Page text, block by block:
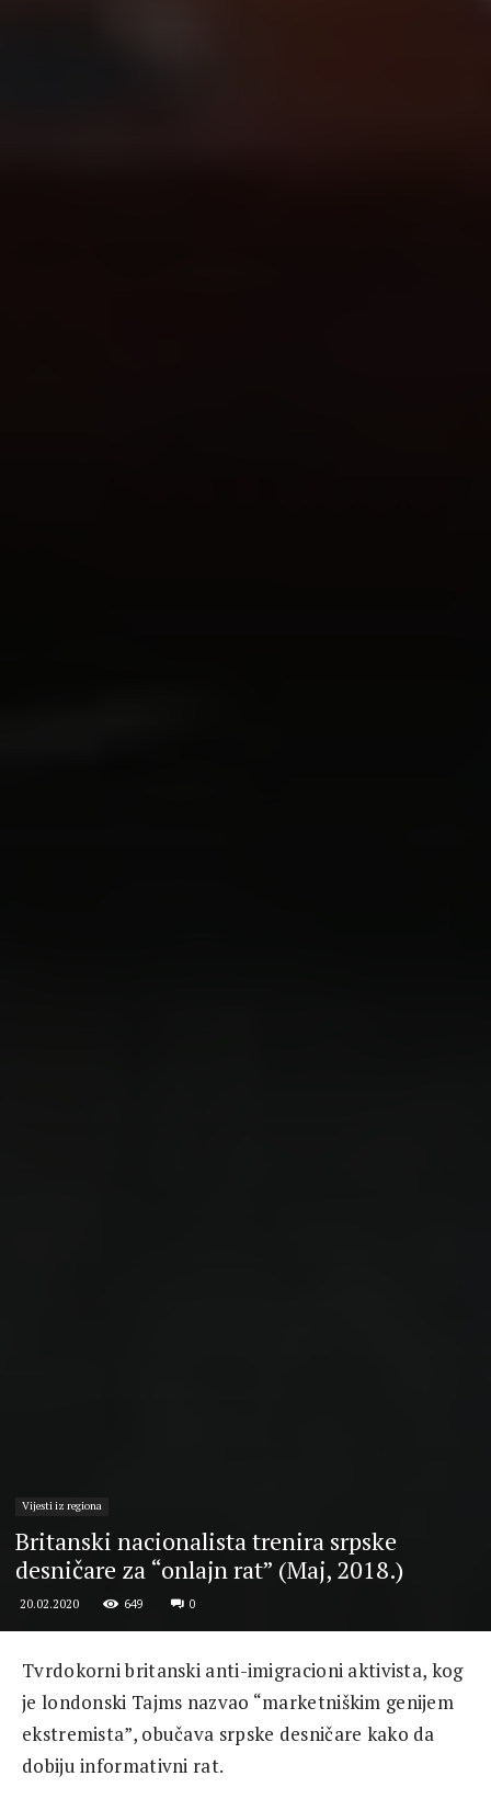
Vijesti iz regiona
Britanski nacionalista trenira srpske
desničare za “onlajn rat” (Maj, 2018.)
20.02.2020 649 0
Tvrdokorni britanski anti-imigracioni aktivista, kog
je londonski Tajms nazvao “marketniškim genijem
ekstremista”, obučava srpske desničare kako da
dobiju informativni rat.